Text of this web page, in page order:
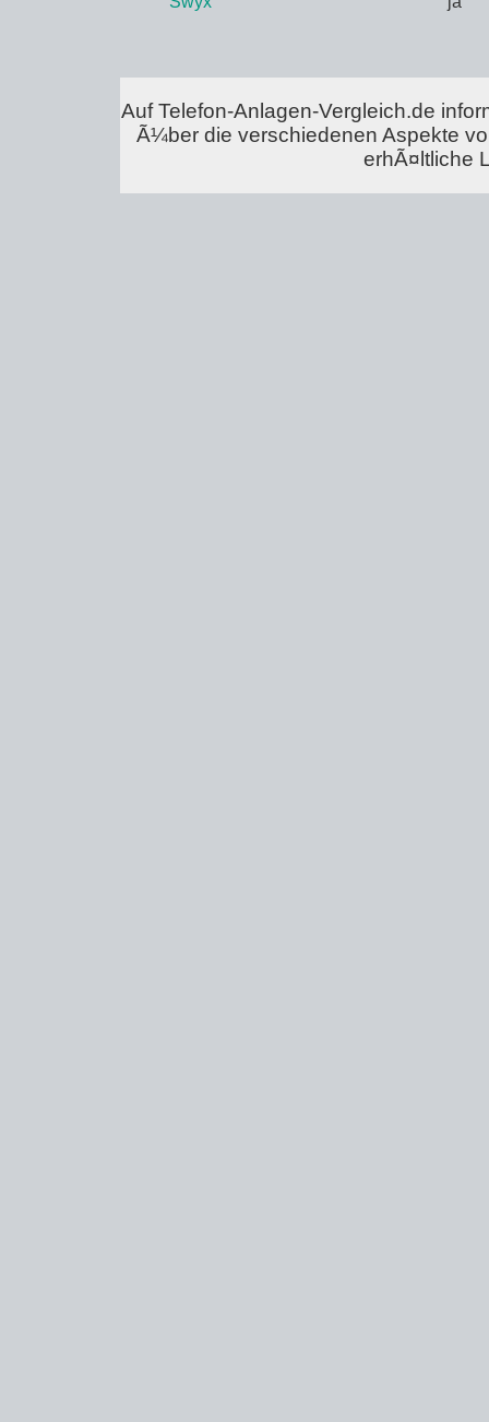
Auf Telefon-Anlagen-Vergleich.de
Ã¼ber die verschiedenen Aspekte
erhÃ¤ltliche